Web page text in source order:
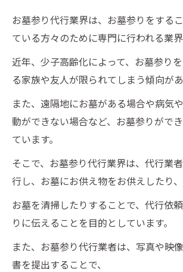
お墓参り代行業界は、お墓参りをする
ている方々のために専門に行われる業界
近年、少子高齢化によって、お墓参り
る家族や友人が限られてしまう傾向があ
また、遠隔地にお墓がある場合や病気
動ができない場合など、お墓参りがで
ています。
そこで、お墓参り代行業界は、代行業
行し、お墓にお供え物をお供えしたり、
お墓を清掃したりすることで、代行依
りに伝えることを目的としています。
また、お墓参り代行業者は、写真や映
書を提出することで、